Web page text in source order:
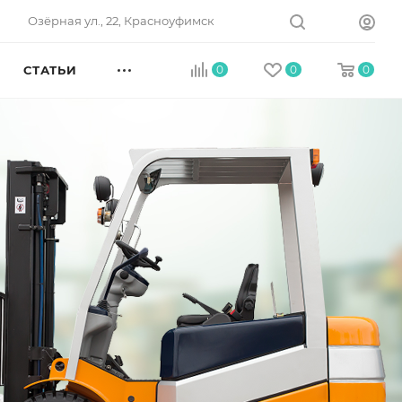
Озёрная ул., 22, Красноуфимск
0 0 0
СТАТЬИ